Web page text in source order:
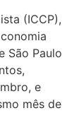
(ICCP),
São Paulo
e
mês de